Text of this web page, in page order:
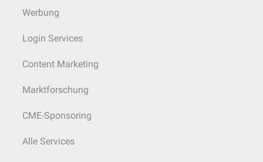
Werbung
Login Services
Content Marketing
Marktforschung
CME-Sponsoring
Alle Services